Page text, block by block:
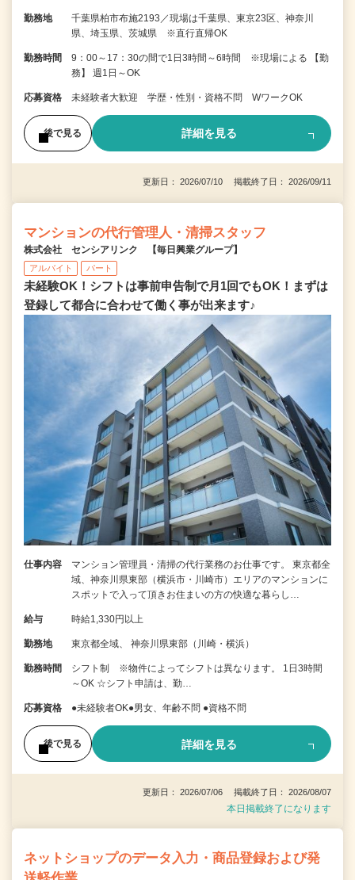
勤務地
千葉県柏市布施2193／現場は千葉県、東京23区、神奈川
県、埼玉県、茨城県 ※直行直帰OK
勤務時間
9：00～17：30の間で1日3時間～6時間 ※現場による 【勤
務】 週1日～OK
応募資格 未経験者大歓迎 学歴・性別・資格不問 WワークOK
後で見る 詳細を見る
更新日： 2026/07/10 掲載終了日： 2026/09/11
マンションの代行管理人・清掃スタッフ
株式会社 センシアリンク 【毎日興業グループ】
アルバイト パート
未経験OK！シフトは事前申告制で月1回でもOK！まずは
登録して都合に合わせて働く事が出来ます♪
仕事内容
マンション管理員・清掃の代行業務のお仕事です。 東京都全
域、神奈川県東部（横浜市・川崎市）エリアのマンションに
スポットで入って頂きお住まいの方の快適な暮らし…
給与 時給1,330円以上
勤務地 東京都全域、 神奈川県東部（川崎・横浜）
勤務時間
シフト制 ※物件によってシフトは異なります。 1日3時間
～OK ☆シフト申請は、勤…
応募資格 ●未経験者OK●男女、年齢不問 ●資格不問
後で見る 詳細を見る
更新日： 2026/07/06 掲載終了日： 2026/08/07
本日掲載終了になります
ネットショップのデータ入力・商品登録および発